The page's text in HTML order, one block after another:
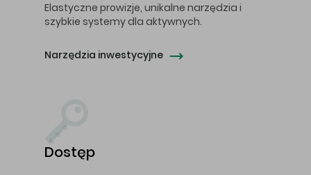
Elastyczne prowizje, unikalne narzędzia i
szybkie systemy dla aktywnych.
Narzędzia inwestycyjne
Dostęp